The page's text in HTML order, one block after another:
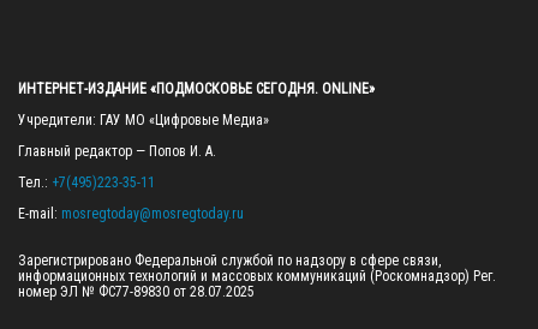
ИНТЕРНЕТ-ИЗДАНИЕ «ПОДМОСКОВЬЕ СЕГОДНЯ. ONLINE»
Учредители: ГАУ МО «Цифровые Медиа»
Главный редактор — Попов И. А.
Тел.: +7(495)223-35-11
E-mail: mosregtoday@mosregtoday.ru
Зарегистрировано Федеральной службой по надзору в сфере связи,
информационных технологий и массовых коммуникаций (Роскомнадзор) Рег.
номер ЭЛ № ФС77-89830 от 28.07.2025